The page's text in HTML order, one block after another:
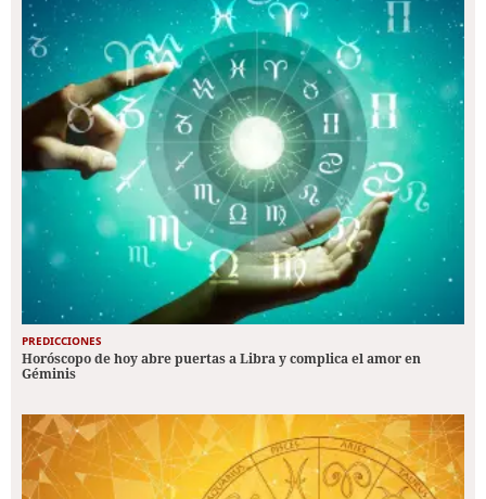
PREDICCIONES
Horóscopo de hoy abre puertas a Libra y complica el amor en
Géminis